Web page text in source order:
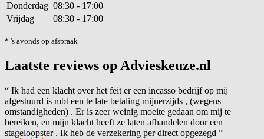
Donderdag 08:30 - 17:00
Vrijdag
08:30 - 17:00
* 's avonds op afspraak
Laatste reviews op Advieskeuze.nl
“ Ik had een klacht over het feit er een incasso bedrijf op mij
afgestuurd is mbt een te late betaling mijnerzijds , (wegens
omstandigheden) . Er is zeer weinig moeite gedaan om mij te
bereiken, en mijn klacht heeft ze laten afhandelen door een
stageloopster . Ik heb de verzekering per direct opgezegd ”